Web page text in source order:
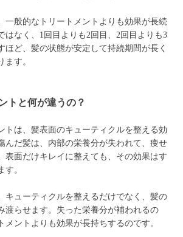
一般的なトリートメントよりも効果が長続
はなく、1回目よりも2回目、2回目よりも3
ほど、髪の状態が安定して持続期間が長く
ます。
トと何が違うの？
トは、髪表面のキューティクルを整える効
んだ髪は、内部の栄養分が失われて、痩せ
表面だけキレイに整えても、その効果はす
す。
キューティクルを整えるだけでなく、髪の
渡らせます。失った栄養分が補われるの
メントよりも効果が長持ちするのです。